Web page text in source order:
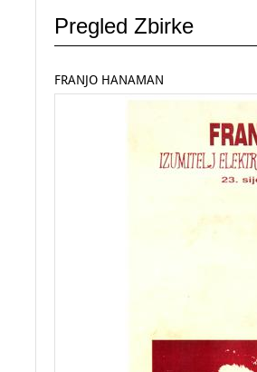
Pregled Zbirke
FRANJO HANAMAN